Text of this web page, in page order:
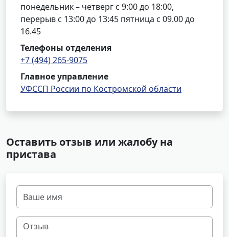
понедельник – четверг с 9:00 до 18:00,
перерыв с 13:00 до 13:45 пятница с 09.00 до
16.45
Телефоны отделения
+7 (494) 265-9075
Главное управление
УФССП России по Костромской области
Оставить отзыв или жалобу на
пристава